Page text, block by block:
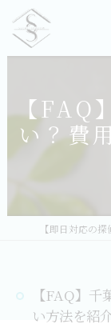
【FAQ
い？費
【FAQ】
い方法を紹